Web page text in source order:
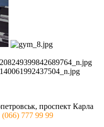
проспект Карла
777 99 99